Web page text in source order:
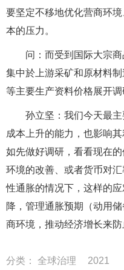
要坚定不移地优化营商环
本的压力。
问：而受到国际大宗
集中於上游采矿和原材料
等主要生产资料价格展开
孙立坚：我们今天最
成本上升的能力，也影响
如先做好调研，看看现在
环境的改善、或者货币对
性通胀的情况下，这样的
降，管理通胀预期（动用
商环境，推动经济增长来
分类： 全球治理 2021